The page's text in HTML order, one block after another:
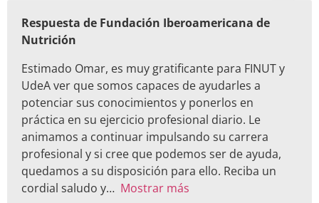
Respuesta de Fundación Iberoamericana de
Nutrición
Estimado Omar, es muy gratificante para FINUT y
UdeA ver que somos capaces de ayudarles a
potenciar sus conocimientos y ponerlos en
práctica en su ejercicio profesional diario. Le
animamos a continuar impulsando su carrera
profesional y si cree que podemos ser de ayuda,
quedamos a su disposición para ello. Reciba un
cordial saludo y
Mostrar más